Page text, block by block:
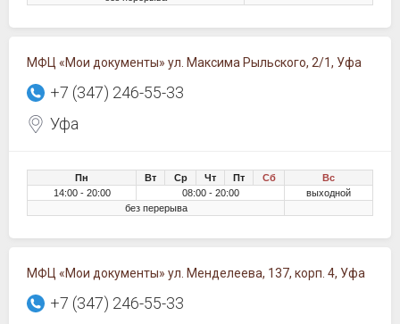
МФЦ «Мои документы» ул. Максима Рыльского, 2/1, Уфа
+7 (347) 246-55-33
Уфа
Пн Вт Ср Чт Пт Сб
Вс
14:00 - 20:00
08:00 - 20:00
выходной
без перерыва
МФЦ «Мои документы» ул. Менделеева, 137, корп. 4, Уфа
+7 (347) 246-55-33